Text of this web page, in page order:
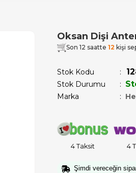
Oksan Dişi
Son 12 saatte 12 kişi
Stok Kodu
Stok Durumu :
Marka :
4 Taksit 4
Şimdi vereceğin